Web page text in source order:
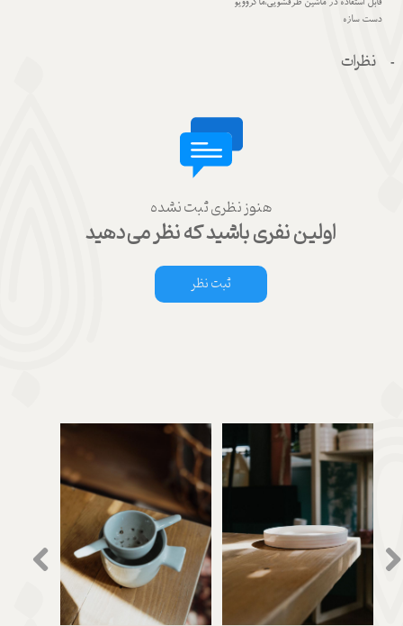
قابل استفاده در ماشین ظرفشویی،ماکروویو
دست سازه
نظرات
هنوز نظری ثبت نشده
اولین نفری باشید که نظر می‌دهید
ثبت نظر